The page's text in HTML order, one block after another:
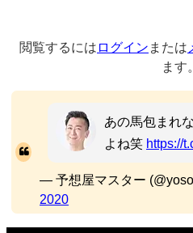
閲覧するには ログイン または
ます。
あの馬包まれ
よね笑 https://
— 予想屋マスター
2020